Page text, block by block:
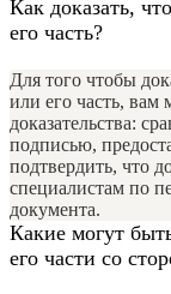
Как доказать,
его часть?
Для того чтобы
или его часть, вам
доказательства:
подписью,
подтвердить, что
специалистам по
документа.
Какие могут
его части со